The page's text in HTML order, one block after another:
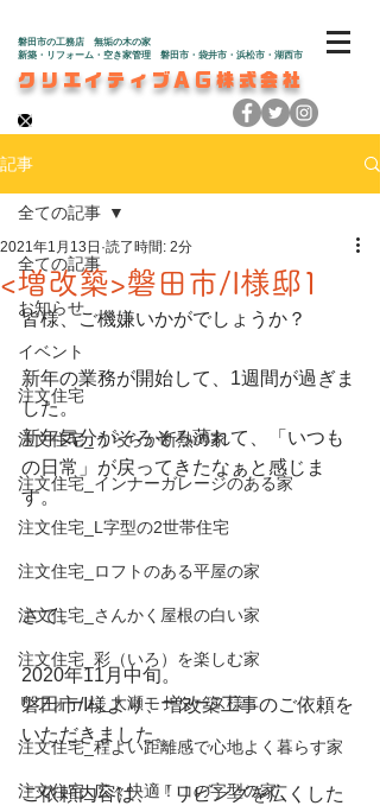
クリエイティブAG株式会社
磐田市の工務店 無垢の木の家
新築・リフォーム・空き家管理 磐田市・袋井市・浜松市・湖西市
記事
全ての記事
お知らせ
イベント
注文住宅
注文住宅_うららか断熱の家
注文住宅_インナーガレージのある家
注文住宅_L字型の2世帯住宅
注文住宅_ロフトのある平屋の家
注文住宅_さんかく屋根の白い家
注文住宅_彩（いろ）を楽しむ家
リフォーム_大瀬モータース様
注文住宅_程よい距離感で心地よく暮らす家
注文住宅_広々快適！コの字型の家
全ての記事
<増改築>磐田市/I様邸1
2021年1月13日 読了時間: 2分
皆様、ご機嫌いかがでしょうか？
新年の業務が開始して、1週間が過ぎま
した。
新年気分がそろそろ薄れて、「いつも
の日常」が戻ってきたなぁと感じま
す。
さて。
2020年11月中旬。
磐田市/I様より、増改築工事のご依頼を
いただきました。
ご依頼内容は、「リビングを広くした